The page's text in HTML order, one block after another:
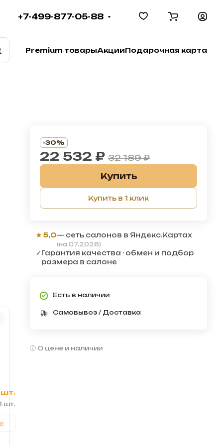
+7-499-877-05-88
Premium товарыАкцииПодарочная карта
шт.
шт.
-30%
22 532 ₽ 32 189 ₽
Купить
Купить в 1 клик
★ 5,0— сеть салонов в Яндекс.Картах
(на 07.2026)
✓Гарантия качества · обмен и подбор
размера в салоне
Есть в наличии
Самовывоз / Доставка
О цене и наличии